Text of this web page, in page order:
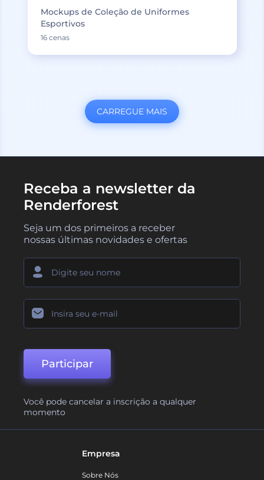
Mockups de Coleção de Uniformes
Esportivos
16 cenas
CARREGUE MAIS
Receba a newsletter da
Renderforest
Seja um dos primeiros a receber
nossas últimas novidades e ofertas
Participar
Você pode cancelar a inscrição a qualquer
momento
Empresa
Sobre Nós